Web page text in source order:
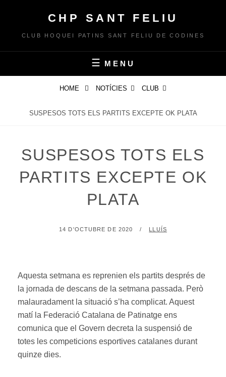
content
CHP SANT FELIU
CLUB HOQUEI PATINS SANT FELIU DE CODINES
MENU
HOME NOTÍCIES CLUB
SUSPESOS TOTS ELS PARTITS EXCEPTE OK PLATA
SUSPESOS TOTS ELS
PARTITS EXCEPTE OK
PLATA
POSTED
14 D'OCTUBRE DE 2020 BY
LLUÍS
Aquesta setmana es reprenien els partits després de
la jornada de descans de la setmana passada. Però
malauradament la situació s’ha complicat. Aquest
matí la Federació Catalana de Patinatge ens
comunica que el Govern decreta la suspensió de
totes les competicions esportives catalanes durant
quinze dies.